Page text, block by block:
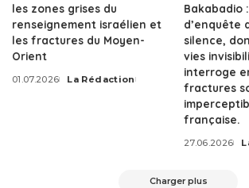
les zones grises du
renseignement israélien et
les fractures du Moyen-
Orient
01.07.2026
Posted
La Rédaction
Bakabadio
d’enquête
silence,
vies
interroge
fractures
française.
27.06.2026
Charger plus